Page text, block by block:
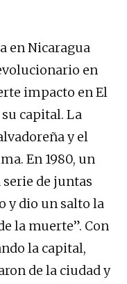
en Nicaragua
en
impacto en El
capital. La
y el
En 1980, un
de juntas
y dio un salto la
la muerte”. Con
la capital,
de la ciudad y